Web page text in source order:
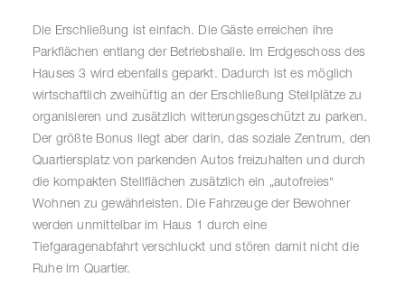
Die Erschließung ist einfach. Die Gäste erreichen ihre
Parkflächen entlang der Betriebshalle. Im Erdgeschoss des
Hauses 3 wird ebenfalls geparkt. Dadurch ist es möglich
wirtschaftlich zweihüftig an der Erschließung Stellplätze zu
organisieren und zusätzlich witterungsgeschützt zu parken.
Der größte Bonus liegt aber darin, das soziale Zentrum, den
Quartiersplatz von parkenden Autos freizuhalten und durch
die kompakten Stellflächen zusätzlich ein „autofreies“
Wohnen zu gewährleisten. Die Fahrzeuge der Bewohner
werden unmittelbar im Haus 1 durch eine
Tiefgaragenabfahrt verschluckt und stören damit nicht die
Ruhe im Quartier.